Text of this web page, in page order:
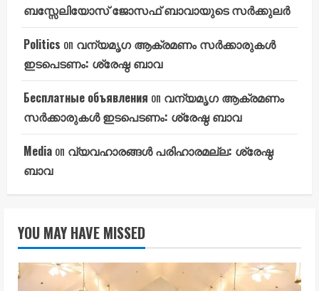
ബസ്സേലിയോസ് ജോസഫ് ബാവായുടെ സർക്കുലർ
Politics on വന്യമൃഗ ആക്രമണം സർക്കാരുകൾ
ഇടപെടണം: ശ്രേഷ്ഠ ബാവ
Бесплатные объявления on വന്യമൃഗ ആക്രമണം
സർക്കാരുകൾ ഇടപെടണം: ശ്രേഷ്ഠ ബാവ
Media on വ്യവഹാരങ്ങൾ പരിഹാരമല്ല: ശ്രേഷ്ഠ
ബാവ
YOU MAY HAVE MISSED